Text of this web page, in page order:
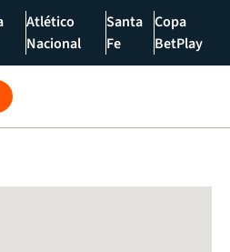
Atlético
Nacional
Santa
Fe
Copa
BetPlay